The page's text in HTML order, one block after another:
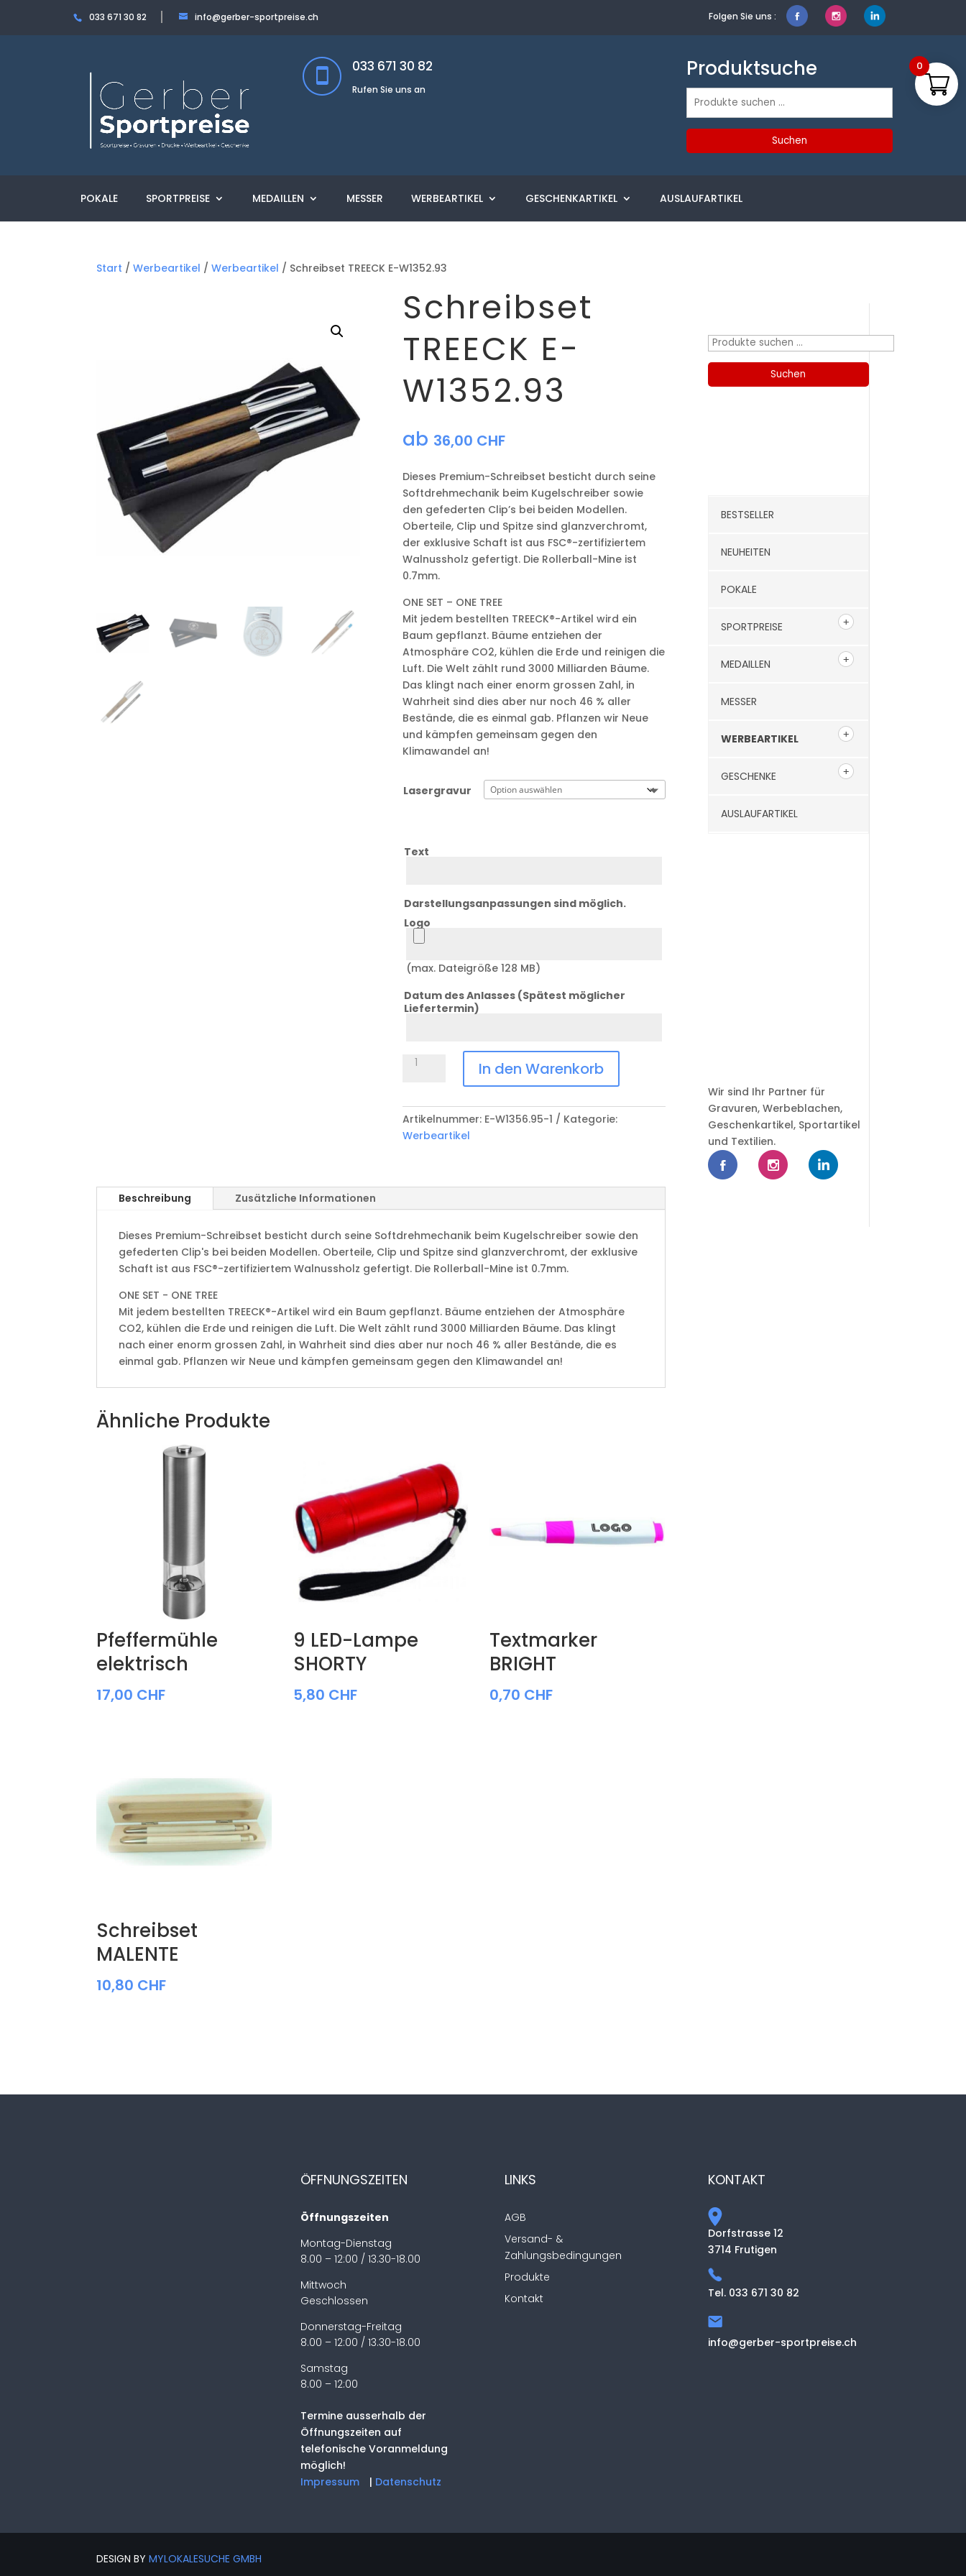
033 671 30 82 info@gerber-sportpreise.ch Folgen Sie uns :
033 671 30 82
Rufen Sie uns an
Produktsuche
Suchen
Suchen
POKALE SPORTPREISE MEDAILLEN MESSER WERBEARTIKEL GESCHENKARTIKEL AUSLAUFARTIKEL
Start /Werbeartikel /Werbeartikel / Schreibset TREECK E-W1352.93
Schreibset
TREECK E-
W1352.93
ab 36,00 CHF
Dieses Premium-Schreibset besticht durch seine
Softdrehmechanik beim Kugelschreiber sowie
den gefederten Clip’s bei beiden Modellen.
Oberteile, Clip und Spitze sind glanzverchromt,
der exklusive Schaft ist aus FSC®-zertifiziertem
Walnussholz gefertigt. Die Rollerball-Mine ist
0.7mm.
ONE SET – ONE TREE
Mit jedem bestellten TREECK®-Artikel wird ein
Baum gepflanzt. Bäume entziehen der
Atmosphäre CO2, kühlen die Erde und reinigen die
Luft. Die Welt zählt rund 3000 Milliarden Bäume.
Das klingt nach einer enorm grossen Zahl, in
Wahrheit sind dies aber nur noch 46 % aller
Bestände, die es einmal gab. Pflanzen wir Neue
und kämpfen gemeinsam gegen den
Klimawandel an!
Lasergravur
Text
Darstellungsanpassungen sind möglich.
Logo
Logo
(max. Dateigröße 128 MB)
Datum des Anlasses (Spätest möglicher
Liefertermin)
Schreibset
W1352.93
Menge
In den Warenkorb
Artikelnummer: E-W1356.95-1
Kategorie:
Werbeartikel
Beschreibung Zusätzliche Informationen
Dieses Premium-Schreibset besticht durch seine Softdrehmechanik beim Kugelschreiber sowie den
gefederten Clip's bei beiden Modellen. Oberteile, Clip und Spitze sind glanzverchromt, der exklusive
Schaft ist aus FSC®-zertifiziertem Walnussholz gefertigt. Die Rollerball-Mine ist 0.7mm.
ONE SET - ONE TREE
Mit jedem bestellten TREECK®-Artikel wird ein Baum gepflanzt. Bäume entziehen der Atmosphäre
CO2, kühlen die Erde und reinigen die Luft. Die Welt zählt rund 3000 Milliarden Bäume. Das klingt
nach einer enorm grossen Zahl, in Wahrheit sind dies aber nur noch 46 % aller Bestände, die es
einmal gab. Pflanzen wir Neue und kämpfen gemeinsam gegen den Klimawandel an!
Ähnliche Produkte
Pfeffermühle
elektrisch
17,00 CHF
9 LED-Lampe
SHORTY
5,80 CHF
Textmarker
BRIGHT
0,70 CHF
Schreibset
MALENTE
10,80 CHF
Suchen
Suchen
BESTSELLER
NEUHEITEN
POKALE
SPORTPREISE
MEDAILLEN
MESSER
WERBEARTIKEL
GESCHENKE
AUSLAUFARTIKEL
Wir sind Ihr Partner für
Gravuren, Werbeblachen,
Geschenkartikel, Sportartikel
und Textilien.
ÖFFNUNGSZEITEN
Öffnungszeiten
Montag-Dienstag
8.00 – 12:00 / 13.30-18.00
Mittwoch
Geschlossen
Donnerstag-Freitag
8.00 – 12:00 / 13.30-18.00
Samstag
8.00 – 12:00
Termine ausserhalb der
Öffnungszeiten auf
telefonische Voranmeldung
möglich!
Impressum
| Datenschutz
LINKS
AGB
Versand- &
Zahlungsbedingungen
Produkte
Kontakt
KONTAKT
Dorfstrasse 12
3714 Frutigen
Tel. 033 671 30 82
info@gerber-sportpreise.ch
DESIGN BYMYLOKALESUCHE GMBH
0